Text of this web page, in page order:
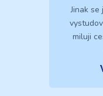
Jinak se
miluji